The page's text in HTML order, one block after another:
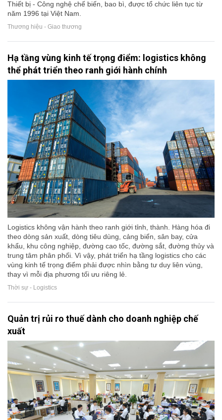
Thiết bị - Công nghệ chế biến, bao bì, được tổ chức liên tục từ
năm 1996 tại Việt Nam.
Thương hiệu - Giao thương
Hạ tầng vùng kinh tế trọng điểm: logistics không
thể phát triển theo ranh giới hành chính
Logistics không vận hành theo ranh giới tỉnh, thành. Hàng hóa đi
theo dòng sản xuất, dòng tiêu dùng, cảng biển, sân bay, cửa
khẩu, khu công nghiệp, đường cao tốc, đường sắt, đường thủy và
trung tâm phân phối. Vì vậy, phát triển hạ tầng logistics cho các
vùng kinh tế trọng điểm phải được nhìn bằng tư duy liên vùng,
thay vì mỗi địa phương tối ưu riêng lẻ.
Thời sự - Logistics
Quản trị rủi ro thuế dành cho doanh nghiệp chế
xuất